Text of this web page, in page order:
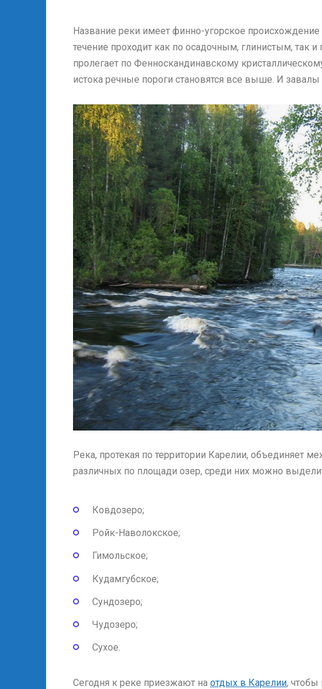
Название реки имеет финно-угорское происхождение
течение проходит как по осадочным, глинистым, так
пролегает по Фенноскандинавскому
истока речные пороги становятся все выше. И
Река, протекая по территории Карелии, объединяет
различных по площади озер, среди них можно
Ковдозеро;
Ройк-Наволокское;
Гимольское;
Кудамгубское;
Сундозеро;
Чудозеро;
Сухое.
Сегодня к реке приезжают на отдых в Карелии, чтобы